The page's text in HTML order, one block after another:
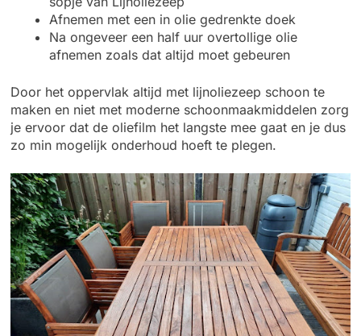
Afnemen met een in olie gedrenkte doek
Na ongeveer een half uur overtollige olie
afnemen zoals dat altijd moet gebeuren
Door het oppervlak altijd met lijnoliezeep schoon te
maken en niet met moderne schoonmaakmiddelen zorg
je ervoor dat de oliefilm het langste mee gaat en je dus
zo min mogelijk onderhoud hoeft te plegen.